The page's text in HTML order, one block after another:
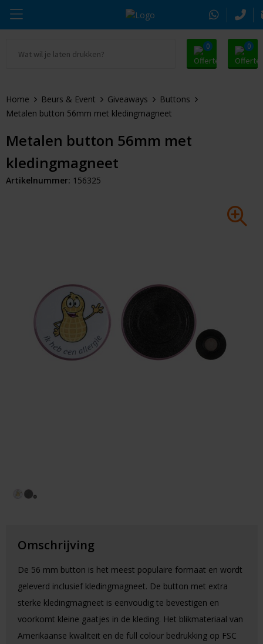
0 0
Drinkwaren
Tassen & Reizen
Outdoor & Vrije Tijd
Auto & Veiligheid
Alle promosnoepje
Zomer
Kerst
Thule
Alle merken
Home Beurs & Event Giveaways
Buttons
Metalen button 56mm met kledingmagneet
Metalen button 56mm met
kledingmagneet
Artikelnummer: 156325
Omschrijving
De 56 mm button is het meest populaire formaat en wordt
geleverd inclusief kledingmagneet. De button met extra
sterke kledingmagneet is eenvoudig te bevestigen en
voorkomt kleine gaatjes in de kleding. Het blikmateriaal van
Amerikaanse kwaliteit en de full colour bedrukking op FSC